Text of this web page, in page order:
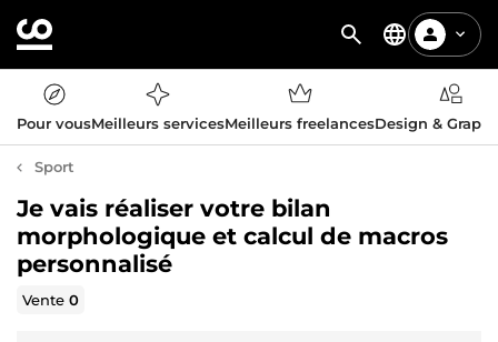
Pour vousMeilleurs servicesMeilleurs freelancesDesign &
Sport
Je vais réaliser votre bilan
morphologique et calcul de macros
personnalisé
Vente0